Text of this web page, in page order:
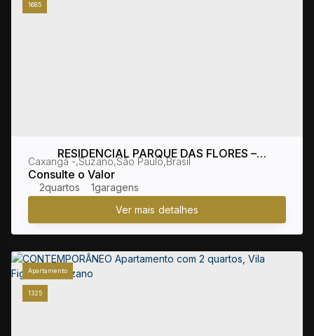
1685
RESIDENCIAL PARQUE DAS FLORES –
LANÇAMENTO
Consulte o Valor
Caxangá ,Suzano,São Paulo,Brasil
2 1
1325
Apartamento